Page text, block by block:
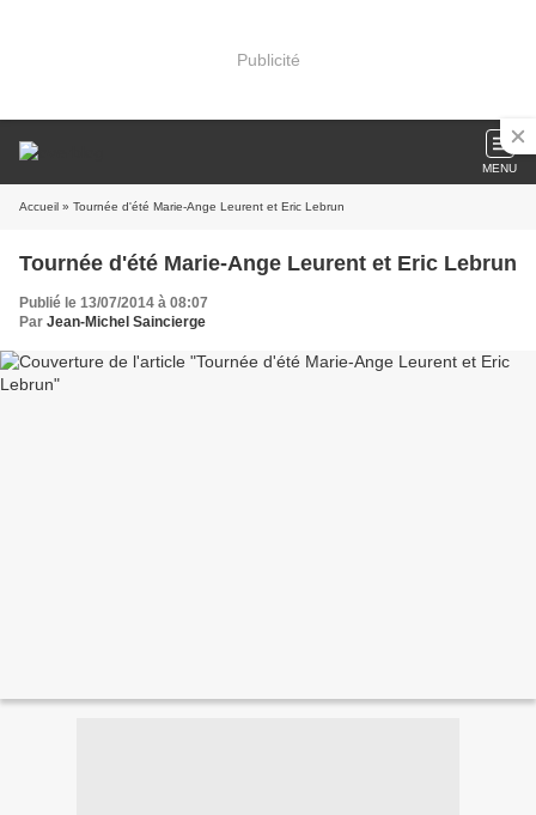
Publicité
MENU
Accueil » Tournée d'été Marie-Ange Leurent et Eric Lebrun
Tournée d'été Marie-Ange Leurent et Eric Lebrun
Publié le 13/07/2014 à 08:07
Par Jean-Michel Saincierge